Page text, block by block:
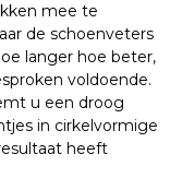
mee te
de schoenveters
langer hoe beter,
voldoende.
u een droog
in cirkelvormige
heeft